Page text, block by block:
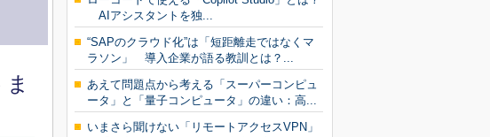
AIアシスタントを独...
“SAPのクラウド化”は「短距離走ではなくマ
ラソン」 導入企業が語る教訓とは？...
あえて問題点から考える「スーパーコンピュ
ータ」と「量子コンピュータ」の違い：高...
いまさら聞けない「リモートアクセスVPN」